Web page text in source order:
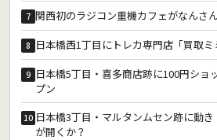
7 関西初のラジコン重機カフェがなんさ
8 日本橋西1丁目にトレカ専門店「買取
9 日本橋5丁目・喜多商店跡に100円ショ
プン
10 日本橋3丁目・マルタンムセン跡に動
が開くか？